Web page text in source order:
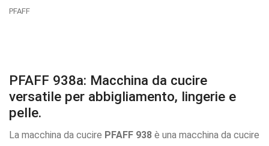
PFAFF
PFAFF 938a: Macchina da cucire
versatile per abbigliamento, lingerie e
pelle.
La macchina da cucire PFAFF 938 è una macchina da cucire